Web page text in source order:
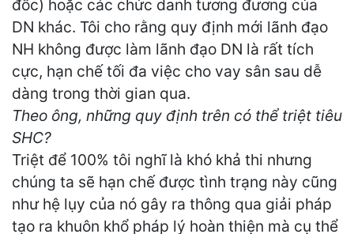
đốc) hoặc các chức danh tương đương của
DN khác. Tôi cho rằng quy định mới lãnh đạo
NH không được làm lãnh đạo DN là rất tích
cực, hạn chế tối đa việc cho vay sân sau dễ
dàng trong thời gian qua.
Theo ông, những quy định trên có thể triệt tiêu
SHC?
Triệt để 100% tôi nghĩ là khó khả thi nhưng
chúng ta sẽ hạn chế được tình trạng này cũng
như hệ lụy của nó gây ra thông qua giải pháp
tạo ra khuôn khổ pháp lý hoàn thiện mà cụ thể